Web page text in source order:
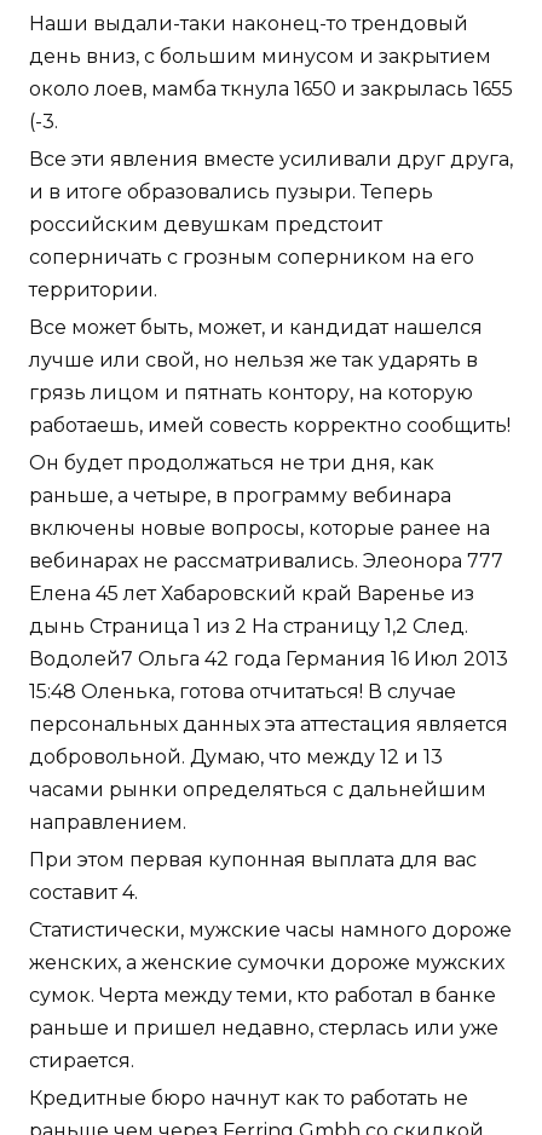
Наши выдали-таки наконец-то трендовый
день вниз, с большим минусом и закрытием
около лоев, мамба ткнула 1650 и закрылась 1655
(-3.
Все эти явления вместе усиливали друг друга,
и в итоге образовались пузыри. Теперь
российским девушкам предстоит
соперничать с грозным соперником на его
территории.
Все может быть, может, и кандидат нашелся
лучше или свой, но нельзя же так ударять в
грязь лицом и пятнать контору, на которую
работаешь, имей совесть корректно сообщить!
Он будет продолжаться не три дня, как
раньше, а четыре, в программу вебинара
включены новые вопросы, которые ранее на
вебинарах не рассматривались. Элеонора 777
Елена 45 лет Хабаровский край Варенье из
дынь Страница 1 из 2 На страницу 1,2 След.
Водолей7 Ольга 42 года Германия 16 Июл 2013
15:48 Оленька, готова отчитаться! В случае
персональных данных эта аттестация является
добровольной. Думаю, что между 12 и 13
часами рынки определяться с дальнейшим
направлением.
При этом первая купонная выплата для вас
составит 4.
Статистически, мужские часы намного дороже
женских, а женские сумочки дороже мужских
сумок. Черта между теми, кто работал в банке
раньше и пришел недавно, стерлась или уже
стирается.
Кредитные бюро начнут как то работать не